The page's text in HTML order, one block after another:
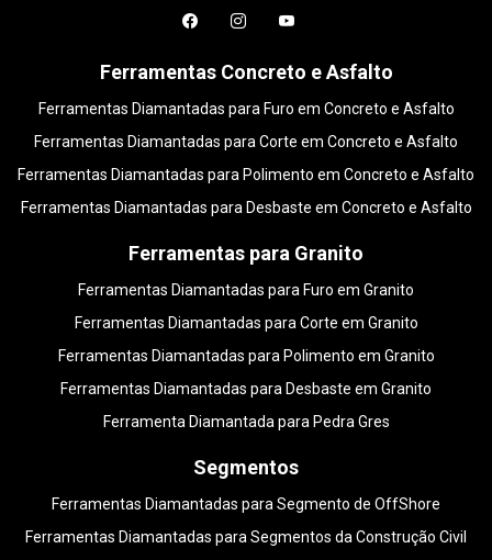
Ferramentas Concreto e Asfalto
Ferramentas Diamantadas para Furo em Concreto e Asfalto
Ferramentas Diamantadas para Corte em Concreto e Asfalto
Ferramentas Diamantadas para Polimento em Concreto e Asfalto
Ferramentas Diamantadas para Desbaste em Concreto e Asfalto
Ferramentas para Granito
Ferramentas Diamantadas para Furo em Granito
Ferramentas Diamantadas para Corte em Granito
Ferramentas Diamantadas para Polimento em Granito
Ferramentas Diamantadas para Desbaste em Granito
Ferramenta Diamantada para Pedra Gres
Segmentos
Ferramentas Diamantadas para Segmento de OffShore
Ferramentas Diamantadas para Segmentos da Construção Civil